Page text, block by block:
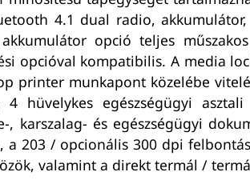
4.1 dual radio,
opció teljes
opcióval kompatibilis. A media
printer munkapont közelébe
4 hüvelykes egészségügyi
, karszalag- és egészségügyi
a 203 / opcionális 300 dpi
valamint a direkt termál /